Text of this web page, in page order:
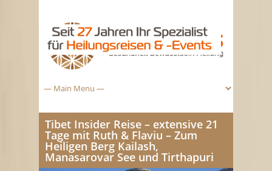
Tibet Insider Reise – extensive 21
Tage mit Ruth & Flaviu – Zum
Heiligen Berg Kailash,
Manasarovar See und Tirthapuri